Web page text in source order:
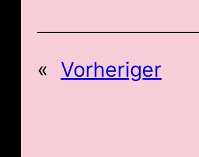
« Vorheriger